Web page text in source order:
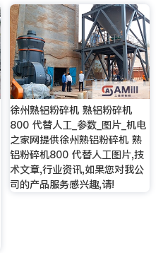
徐州熟铝粉碎机 熟铝粉碎机
800 代替人工_参数_图片_机电
之家网提供徐州熟铝粉碎机 熟
铝粉碎机800 代替人工图片,技
术文章,行业资讯,如果您对我公
司的产品服务感兴趣,请!